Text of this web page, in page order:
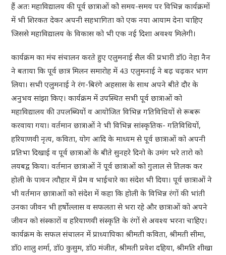
हैं अतः महाविद्यालय की पूर्व छात्राओं कोे समय-समय पर विभिन्न कार्यक्रमों
में भी शिरकत देकर अपनी सहभागिता को एक नया आयाम देना चाहिए
जिससे महाविद्यालय के विकास को भी एक नई दिशा अवश्य मिलेगी।
कार्यक्रम का मंच संचालन करते हुए एलुमनाई सैल की प्रभारी डॉ0 नेहा नैन
ने बताया कि पूर्व छात्र मिलन समारोह में 43 एलुमनाई ने बढ़ चढ़कर भाग
लिया। सभी एलुमनाई ने रंग-बिरंगे अहसास के साथ अपने बीते दौर के
अनुभव सांझा किए। कार्यक्रम में उपस्थित सभी पूर्व छात्राओं को
महाविद्यालय की उपलब्धियों व आयोजित विभिन्न गतिविधियों से रूबरू
करवाया गया। वर्तमान छात्राओं ने भी विभिन्न सांस्कृतिक- गतिविधियों,
हरियाणवी नृत्य, कविता, योग आदि के माध्यम से पूर्व छात्राओं को अपनी
प्रतिभा दिखाई व पूर्व छात्राओं के बीते सुनहरे दिनो के उमंग भरे तारो को
लयबद्व किया। वर्तमान छात्राओं नें पूर्व छात्राओं को गुलाल से तिलक कर
होली के पावन त्यौहार में प्रेम व भाईचारे का संदेश भी दिया। पूर्व छात्राओं ने
भी वर्तमान छात्राआों को संदेश में कहा कि होली के विभिन्न रंगों की भांती
उनका जीवन भी हर्षाेल्लास व सफलता से भरा रहे और छात्राओं को अपने
जीवन को संस्कारों व हरियाणवी संस्कृति के रंगों से अवश्य भरना चाहिए।
कार्यक्रम के सफल संचालन में प्राध्यापिका श्रीमती कविता, श्रीमती सीमा,
डाॅ0 शालु शर्मा, डाॅ0 कुसुम, डाॅ0 मंजीत, श्रीमती प्रवेश दहिया, श्रीमति शीखा